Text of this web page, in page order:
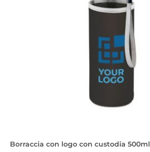
Borraccia con logo con custodia 500ml